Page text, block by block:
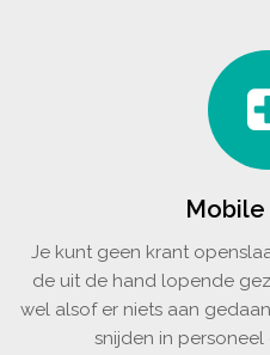
Je kunt geen krant
de uit de hand lopende
wel alsof er niets aan
snijden in